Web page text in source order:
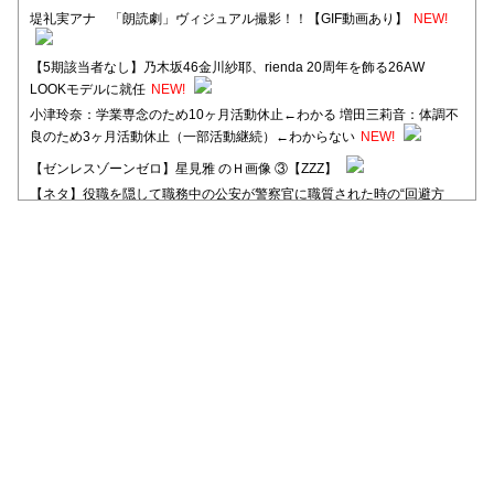
堤礼実アナ 「朗読劇」ヴィジュアル撮影！！【GIF動画あり】
NEW!
【5期該当者なし】乃木坂46金川紗耶、rienda 20周年を飾る26AW
LOOKモデルに就任 NEW!
小津玲奈：学業専念のため10ヶ月活動休止←わかる 増田三莉音：体調不
良のため3ヶ月活動休止（一部活動継続）←わからない NEW!
【ゼンレスゾーンゼロ】星見雅 のＨ画像 ③【ZZZ】
【ネタ】役職を隠して職務中の公安が警察官に職質された時の“回避方